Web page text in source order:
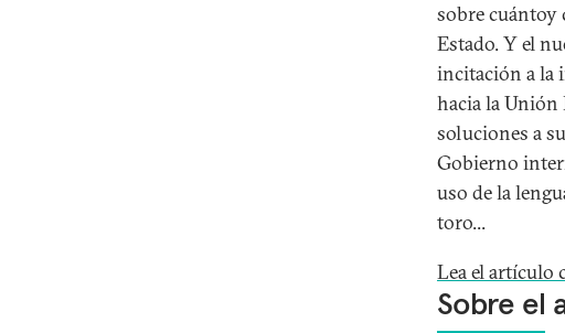
sobre cuántoy
Estado. Y el
incitación a la
hacia la Unión
soluciones a
Gobierno
uso de la
toro...
Lea el artículo
Sobre el